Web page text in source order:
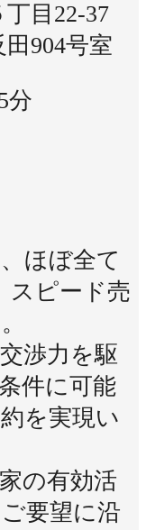
丁目22-37
904号室
分
ほぼ全て
スピード売
渉力を駆
件に可能
を実現い
の有効活
要望に沿